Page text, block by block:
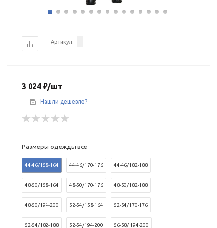
Артикул:
3 024 ₽/шт
Нашли дешевле?
Размеры одежды все
44-46/158-164 44-46/170-176 44-46/182-188
48-50/158-164 48-50/170-176 48-50/182-188
48-50/194-200 52-54/158-164 52-54/170-176
52-54/182-188 52-54/194-200 56-58/ 194-200